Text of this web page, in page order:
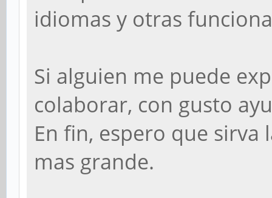
idiomas y otras
Si alguien me puede
colaborar, con gusto
En fin, espero que
mas grande.